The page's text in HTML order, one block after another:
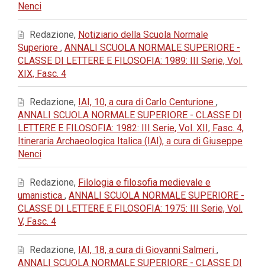
Nenci
Redazione, Notiziario della Scuola Normale
Superiore , ANNALI SCUOLA NORMALE SUPERIORE -
CLASSE DI LETTERE E FILOSOFIA: 1989: III Serie, Vol.
XIX, Fasc. 4
Redazione, IAI, 10, a cura di Carlo Centurione ,
ANNALI SCUOLA NORMALE SUPERIORE - CLASSE DI
LETTERE E FILOSOFIA: 1982: III Serie, Vol. XII, Fasc. 4,
Itineraria Archaeologica Italica (IAI), a cura di Giuseppe
Nenci
Redazione, Filologia e filosofia medievale e
umanistica , ANNALI SCUOLA NORMALE SUPERIORE -
CLASSE DI LETTERE E FILOSOFIA: 1975: III Serie, Vol.
V, Fasc. 4
Redazione, IAI, 18, a cura di Giovanni Salmeri ,
ANNALI SCUOLA NORMALE SUPERIORE - CLASSE DI